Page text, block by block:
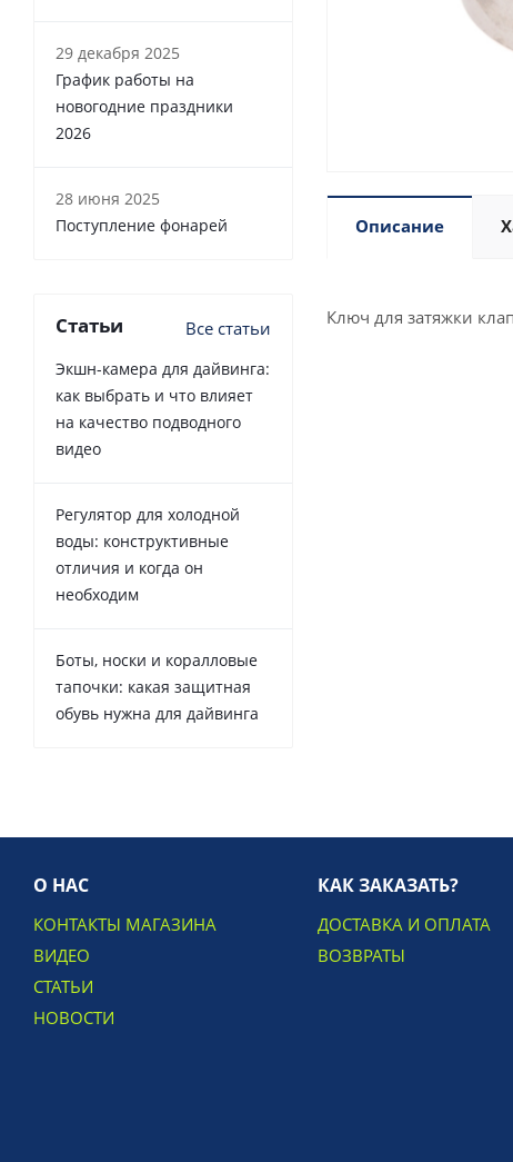
Описание
Ключ для затяжки
29 декабря 2025
График работы на
новогодние праздники
2026
28 июня 2025
Поступление фонарей
Статьи Все статьи
Экшн-камера для дайвинга:
как выбрать и что влияет
на качество подводного
видео
Регулятор для холодной
воды: конструктивные
отличия и когда он
необходим
Боты, носки и коралловые
тапочки: какая защитная
обувь нужна для дайвинга
О НАС
КОНТАКТЫ МАГАЗИНА
ВИДЕО
СТАТЬИ
НОВОСТИ
КАК ЗАКАЗАТЬ?
ДОСТАВКА И ОПЛАТА
ВОЗВРАТЫ